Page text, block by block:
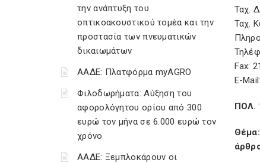
την ανάπτυξη του
οπτικοακουστικού τομέα και την
προστασία των πνευματικών
δικαιωμάτων
ΑΑΔΕ: Πλατφόρμα myAGRO
Φιλοδωρήματα: Αύξηση του
αφορολόγητου ορίου από 300
ευρώ τον μήνα σε 6.000 ευρώ τον
χρόνο
ΑΑΔΕ: Ξεμπλοκάρουν οι
Ταχ.
Ταχ.
Fax:
E-
ΠΟΛ.